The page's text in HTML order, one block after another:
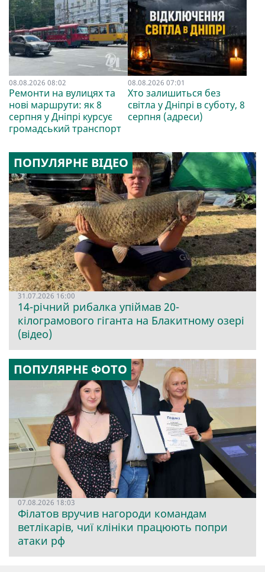
08.08.2026 08:02
Ремонти на вулицях та
нові маршрути: як 8
серпня у Дніпрі курсує
громадський транспорт
08.08.2026 07:01
Хто залишиться без
світла у Дніпрі в суботу, 8
серпня (адреси)
ПОПУЛЯРНЕ ВІДЕО
31.07.2026 16:00
14-річний рибалка упіймав 20-
кілограмового гіганта на Блакитному озері
(відео)
ПОПУЛЯРНЕ ФОТО
07.08.2026 18:03
Філатов вручив нагороди командам
ветлікарів, чиї клініки працюють попри
атаки рф